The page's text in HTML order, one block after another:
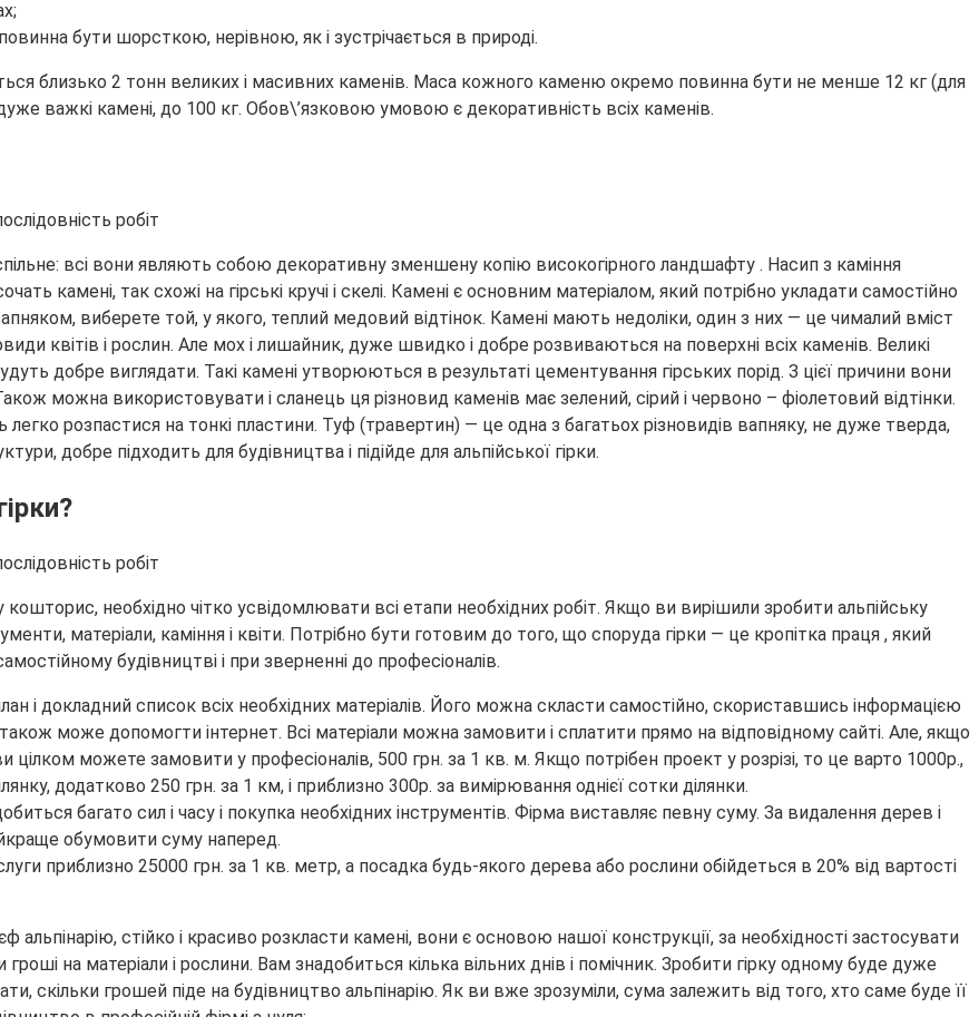
бути шорсткою, нерівною, як і зустрічається в природі.
близько 2 тонн великих і масивних каменів. Маса кожного каменю окремо повинна бути не менше 12 кг (для
важкі камені, до 100 кг. Обов\’язковою умовою є декоративність всіх каменів.
спільне: всі вони являють собою декоративну зменшену копію високогірного ландшафту . Насип з каміння
камені, так схожі на гірські кручі і скелі. Камені є основним матеріалом, який потрібно укладати самостійно
виберете той, у якого, теплий медовий відтінок. Камені мають недоліки, один з них — це чималий вміст
квітів і рослин. Але мох і лишайник, дуже швидко і добре розвиваються на поверхні всіх каменів. Великі
добре виглядати. Такі камені утворюються в результаті цементування гірських порід. З цієї причини вони
можна використовувати і сланець ця різновид каменів має зелений, сірий і червоно – фіолетовий відтінки.
розпастися на тонкі пластини. Туф (травертин) — це одна з багатьох різновидів вапняку, не дуже тверда,
добре підходить для будівництва і підійде для альпійської гірки.
необхідно чітко усвідомлювати всі етапи необхідних робіт. Якщо ви вирішили зробити альпійську
матеріали, каміння і квіти. Потрібно бути готовим до того, що споруда гірки — це кропітка праця , який
будівництві і при зверненні до професіоналів.
і докладний список всіх необхідних матеріалів. Його можна скласти самостійно, скориставшись інформацією
також може допомогти інтернет. Всі матеріали можна замовити і сплатити прямо на відповідному сайті. Але, якщо
можете замовити у професіоналів, 500 грн. за 1 кв. м. Якщо потрібен проект у розрізі, то це варто 1000р.,
додатково 250 грн. за 1 км, і приблизно 300р. за вимірювання однієї сотки ділянки.
багато сил і часу і покупка необхідних інструментів. Фірма виставляє певну суму. За видалення дерев і
обумовити суму наперед.
приблизно 25000 грн. за 1 кв. метр, а посадка будь-якого дерева або рослини обійдеться в 20% від вартості
стійко і красиво розкласти камені, вони є основою нашої конструкції, за необхідності застосувати
на матеріали і рослини. Вам знадобиться кілька вільних днів і помічник. Зробити гірку одному буде дуже
скільки грошей піде на будівництво альпінарію. Як ви вже зрозуміли, сума залежить від того, хто саме буде її